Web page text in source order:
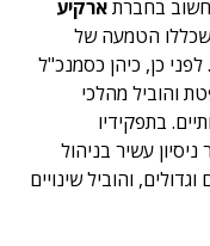
בחברתארקיע
שכללו הטמעה של
לפני כן, כיהן כסמנכ"ל
והוביל מהלכי
בתפקידיו
ניסיון עשיר בניהול
והוביל שינויים